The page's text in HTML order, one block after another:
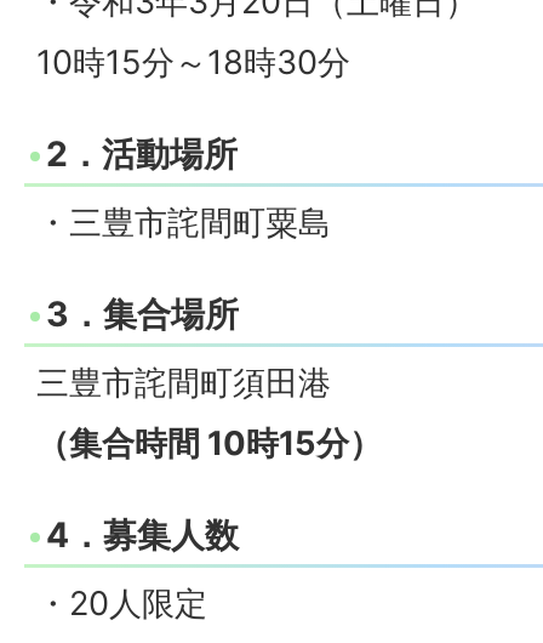
10時15分～18時30分
2．活動場所
・三豊市詫間町粟島
3．集合場所
三豊市詫間町須田港
（集合時間 10時15分）
4．募集人数
・20人限定